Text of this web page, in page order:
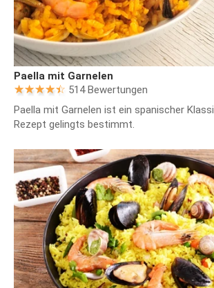
Paella mit Garnelen
514 Bewertungen
Paella mit Garnelen ist ein spanischer
Rezept gelingts bestimmt.